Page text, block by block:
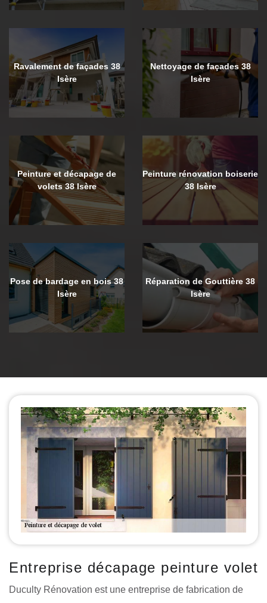
Ravalement de façades 38
Isère
Nettoyage de façades 38
Isère
Peinture et décapage de
volets 38 Isère
Peinture rénovation boiserie
38 Isère
Pose de bardage en bois 38
Isère
Réparation de Gouttière 38
Isère
Entreprise décapage peinture volet
Duculty Rénovation est une entreprise de fabrication de